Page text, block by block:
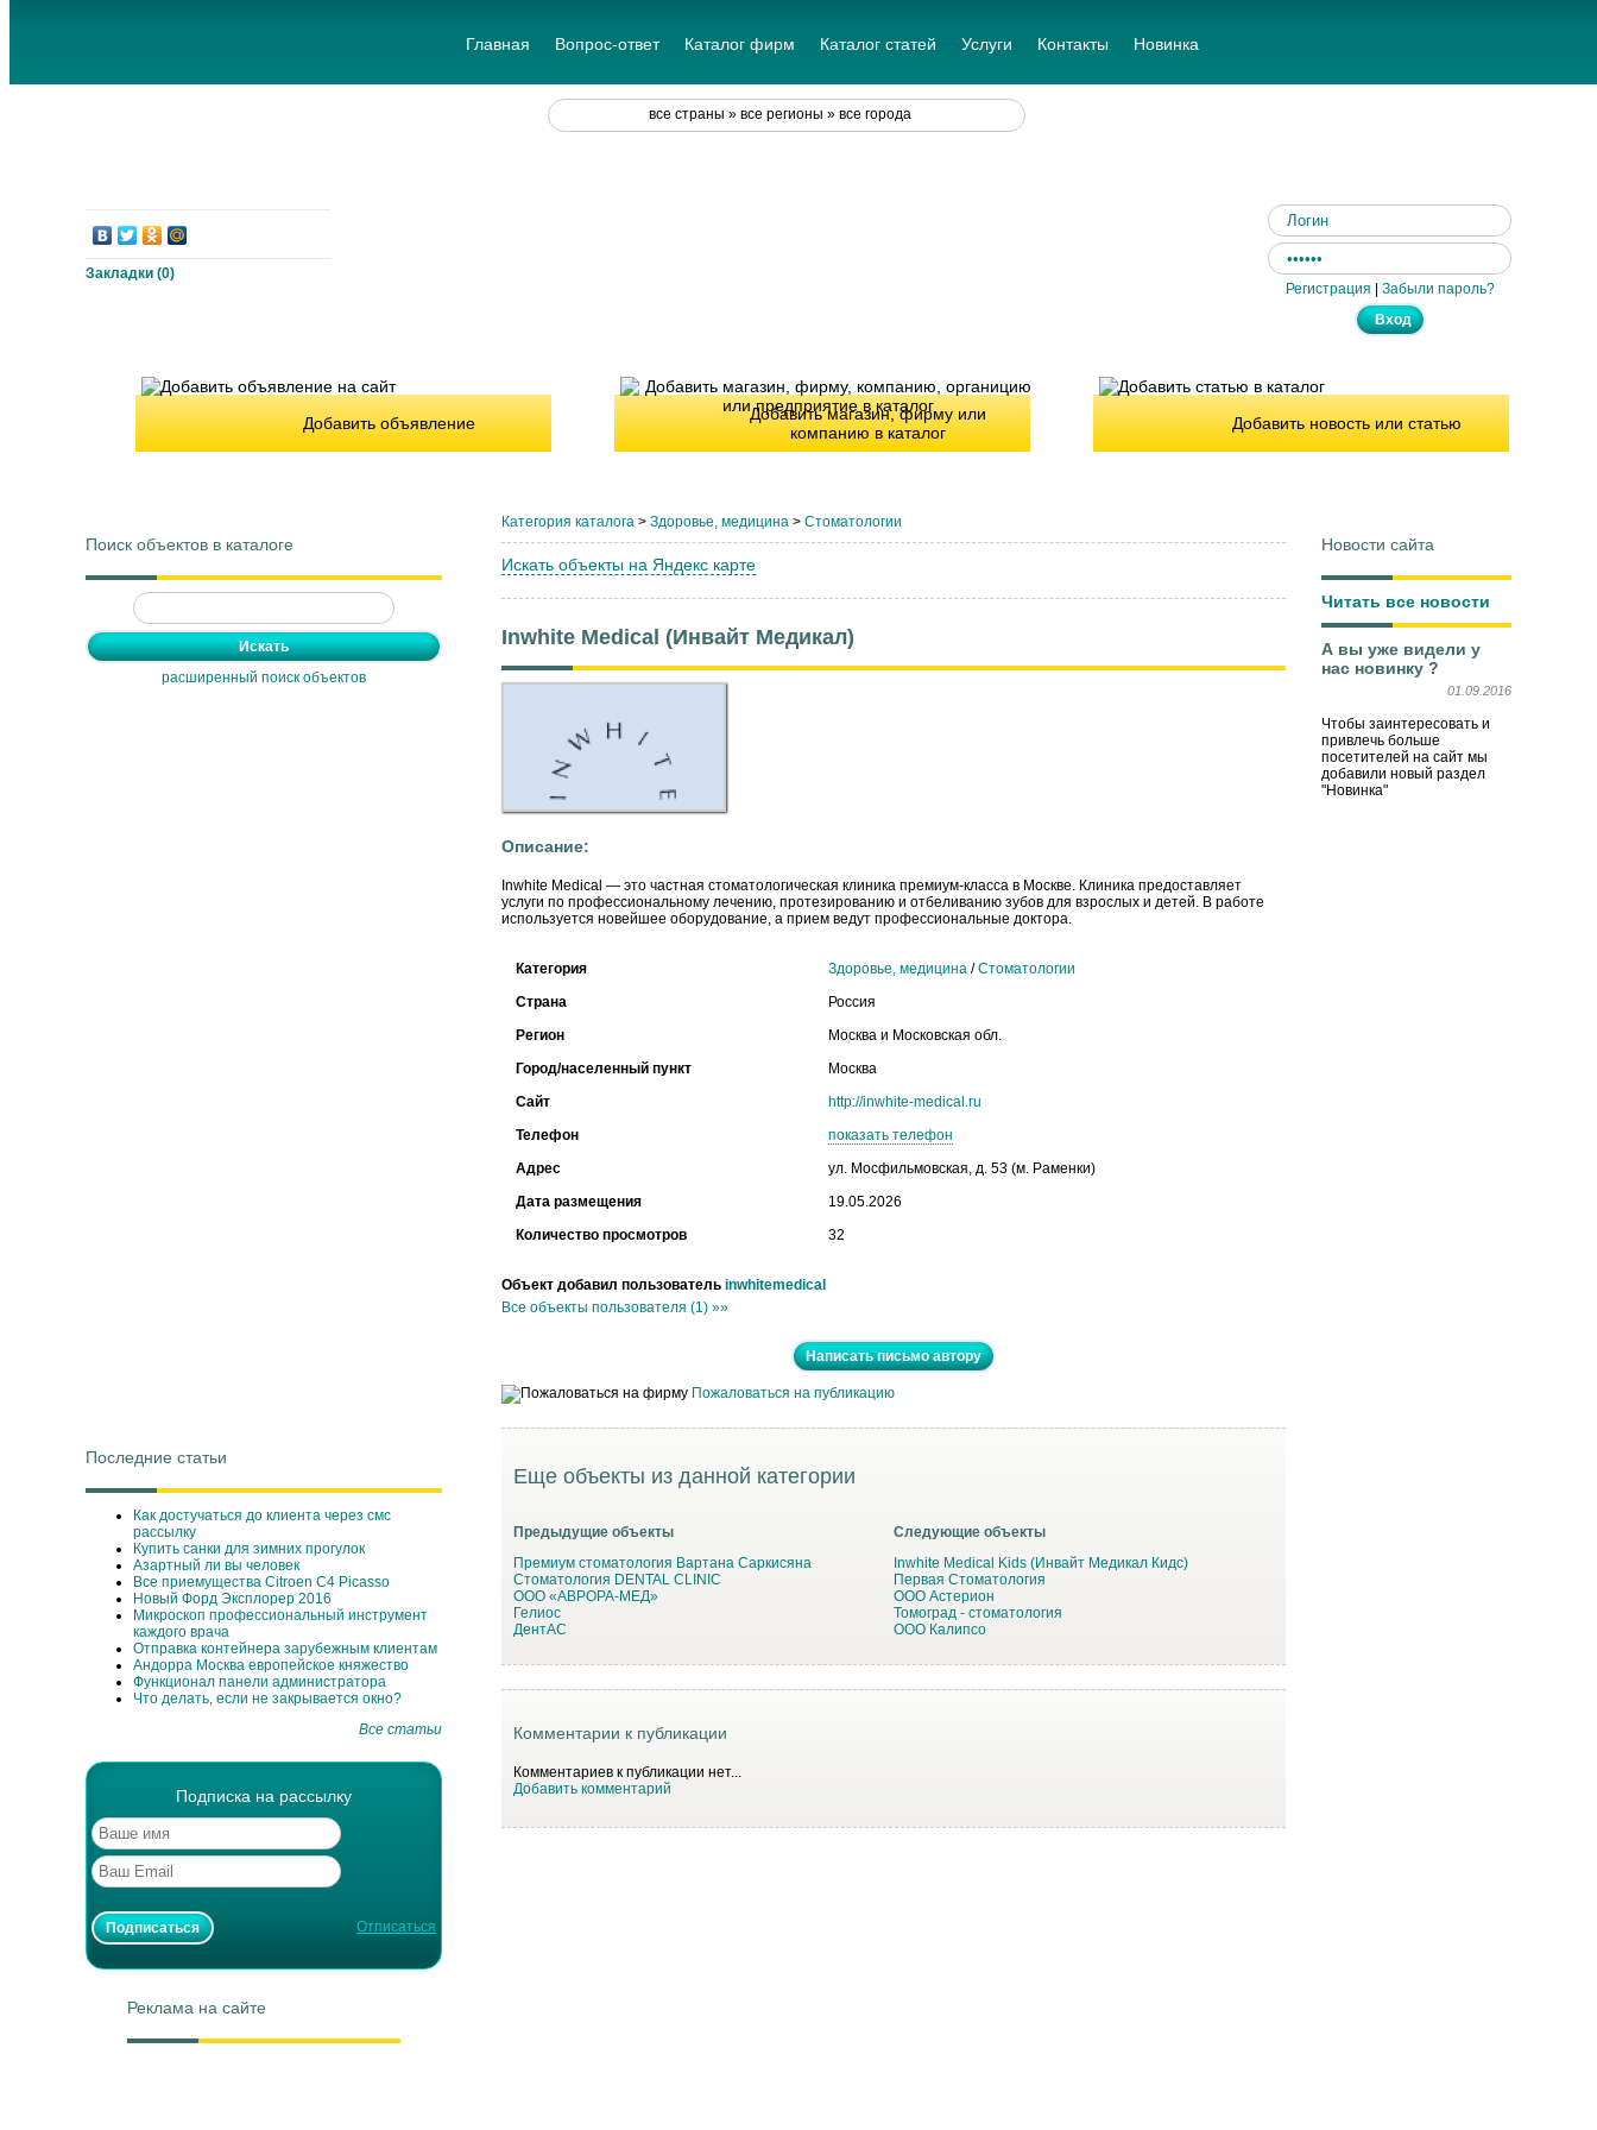
Главная Вопрос-ответ Каталог фирм Каталог статей Услуги Контакты Новинка
Закладки (0)
все страны » все регионы » все города
Регистрация | Забыли пароль?
Добавить объявление
Добавить магазин, фирму или
компанию в каталог
Добавить новость или статью
Поиск объектов в каталоге
расширенный поиск объектов
Последние статьи
Как достучаться до клиента через смс
рассылку
Купить санки для зимних прогулок
Азартный ли вы человек
Все приемущества Сitroen C4 Picasso
Новый Форд Эксплорер 2016
Микроскоп профессиональный инструмент
каждого врача
Отправка контейнера зарубежным клиентам
Андорра Москва европейское княжество
Функционал панели администратора
Что делать, если не закрывается окно?
Все статьи
Подписка на рассылку
Отписаться
Реклама на сайте
Категория каталога > Здоровье, медицина > Стоматологии
Искать объекты на Яндекс карте
Inwhite Medical (Инвайт Медикал)
Описание:
Inwhite Medical — это частная стоматологическая клиника премиум-класса в Москве. Клиника предоставляет
услуги по профессиональному лечению, протезированию и отбеливанию зубов для взрослых и детей. В работе
используется новейшее оборудование, а прием ведут профессиональные доктора.
Категория Здоровье, медицина /Стоматологии
Страна
Россия
Регион
Москва и Московская обл.
Город/населенный пункт
Москва
Сайт
http://inwhite-medical.ru
Телефон
показать телефон
Адрес
ул. Мосфильмовская, д. 53 (м. Раменки)
Дата размещения
19.05.2026
Количество просмотров
32
Объект добавил пользователь inwhitemedical
Все объекты пользователя (1) »»
Написать письмо автору
Пожаловаться на публикацию
Еще объекты из данной категории
Предыдущие объекты
Премиум стоматология Вартана Саркисяна
Стоматология DENTAL CLINIC
ООО «АВРОРА-МЕД»
Гелиос
ДентАС
Следующие объекты
Inwhite Medical Kids (Инвайт Медикал Кидс)
Первая Стоматология
ООО Астерион
Томоград - стоматология
ООО Калипсо
Комментарии к публикации
Комментариев к публикации нет...
Добавить комментарий
Новости сайта
Читать все новости
А вы уже видели у
нас новинку ?
01.09.2016
Чтобы заинтересовать и
привлечь больше
посетителей на сайт мы
добавили новый раздел
"Новинка"